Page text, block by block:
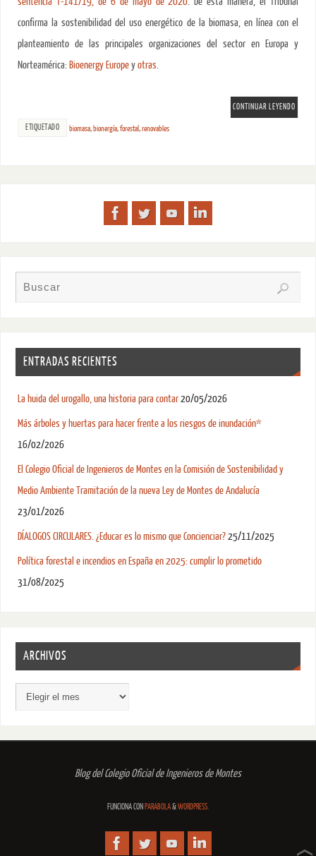
confirma la sostenibilidad del uso energético de la biomasa, en línea con el
planteamiento de las principales organizaciones del sector en Europa y
Norteamérica: Bioenergy Europeyotras.
CONTINUAR LEYENDO
ETIQUETADO biomasa,bionergía,forestal,renovables
ENTRADAS RECIENTES
La huida del urogallo, una historia para contar20/05/2026
Más árboles y huertas para hacer frente a los riesgos de inundación*
16/02/2026
El Colegio Oficial de Ingenieros de Montes en la Comisión de Sostenibilidad y
Medio Ambiente Tramitación de la nueva Ley de Montes de Andalucía
23/01/2026
DÍALOGOS CIRCULARES. ¿Educar es lo mismo que Concienciar?25/11/2025
Política forestal e incendios en España en 2025: cumplir lo prometido
31/08/2025
ARCHIVOS
Blog del Colegio Oficial de Ingenieros de Montes
FUNCIONA CON PARABOLA&WORDPRESS.